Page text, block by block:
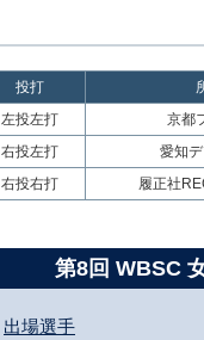
投打
左投左打 京都
右投左打 愛知
右投右打 履正社
第8回 WBSC
出場選手